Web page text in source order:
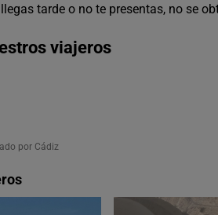
tarde o no te presentas, no se
viajeros
por Cádiz